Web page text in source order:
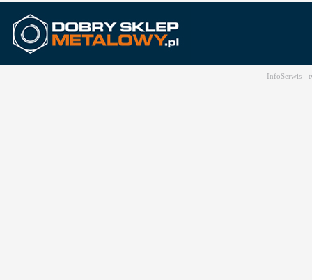
InfoSerwis -